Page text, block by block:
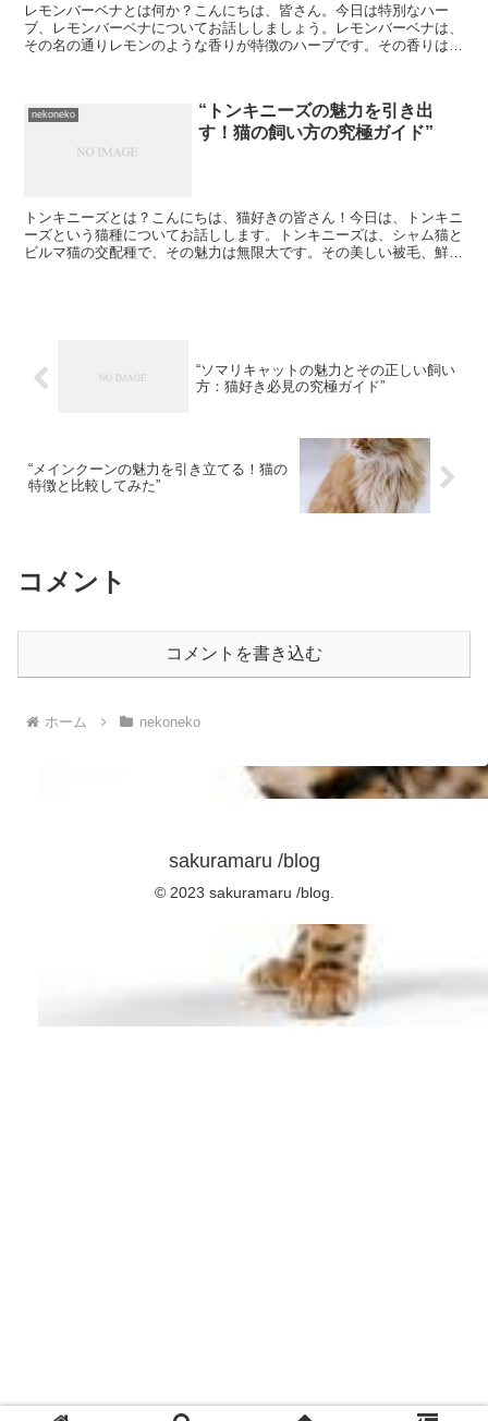
レモンバーベナとは何か？こんにちは、皆さん。今日は特別なハー
ブ、レモンバーベナについてお話ししましょう。レモンバーベナは、
その名の通りレモンのような香りが特徴のハーブです。その香りは、
nekoneko
“トンキニーズの魅力を引き出
す！猫の飼い方の究極ガイド”
トンキニーズとは？こんにちは、猫好きの皆さん！今日は、トンキニ
ーズという猫種についてお話しします。トンキニーズは、シャム猫と
ビルマ猫の交配種で、その魅力は無限大です。その美しい被毛、鮮や
“ソマリキャットの魅力とその正しい飼い
方：猫好き必見の究極ガイド”
“メインクーンの魅力を引き立てる！猫の
特徴と比較してみた”
コメント
コメントを書き込む
ホーム nekoneko
sakuramaru /blog
© 2023 sakuramaru /blog.